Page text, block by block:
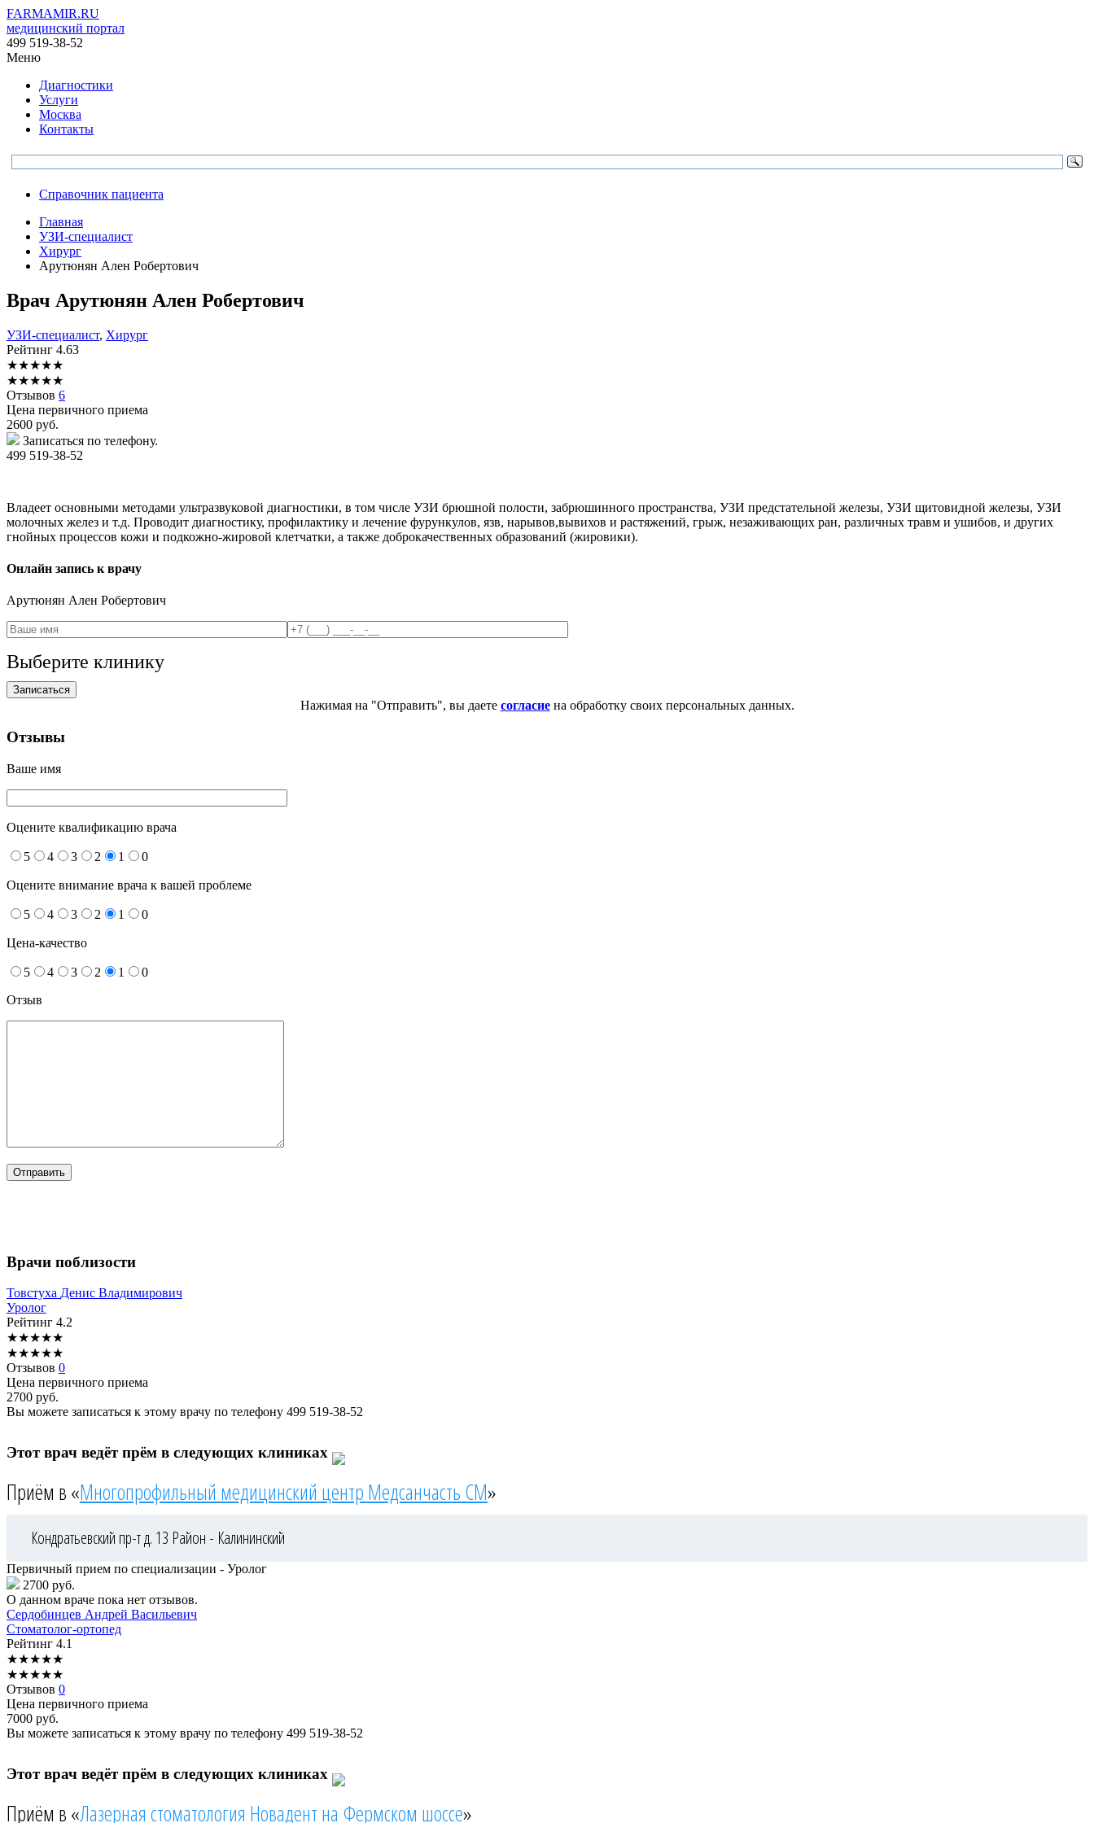
FARMAMIR.RU
медицинский портал
499 519-38-52
Меню
Диагностики
Услуги
Москва
Контакты
Справочник пациента
Главная
УЗИ-специалист
Хирург
Арутюнян Ален Робертович
Врач Арутюнян Ален Робертович
УЗИ-специалист, Хирург
Рейтинг 4.63
★★★★★
★★★★★
Отзывов 6
Цена первичного приема
2600 руб.
Записаться по телефону.
499 519-38-52
Владеет основными методами ультразвуковой диагностики, в том числе УЗИ брюшной полости, забрюшинного пространства, УЗИ предстательной железы, УЗИ щитовидной железы, УЗИ
молочных желез и т.д. Проводит диагностику, профилактику и лечение фурункулов, язв, нарывов,вывихов и растяжений, грыж, незаживающих ран, различных травм и ушибов, и других
гнойных процессов кожи и подкожно-жировой клетчатки, а также доброкачественных образований (жировики).
Онлайн запись к врачу
Арутюнян Ален Робертович
Выберите клинику
Нажимая на "Отправить", вы даете согласиена обработку своих персональных данных.
Отзывы
Ваше имя
Оцените квалификацию врача
5 4 3 2 1 0
Оцените внимание врача к вашей проблеме
5 4 3 2 1 0
Цена-качество
5 4 3 2 1
0
Отзыв
Врачи поблизости
Товстуха Денис Владимирович
Уролог
Рейтинг 4.2
★★★★★
★★★★★
Отзывов 0
Цена первичного приема
2700 руб.
Вы можете записаться к этому врачу по телефону 499 519-38-52
Этот врач ведёт прём в следующих клиниках
Приём в «Многопрофильный медицинский центр Медсанчасть СМ»
Кондратьевский пр-т д. 13 Район - Калининский
Первичный прием по специализации - Уролог
2700 руб.
О данном враче пока нет отзывов.
Сердобинцев Андрей Васильевич
Стоматолог-ортопед
Рейтинг 4.1
★★★★★
★★★★★
Отзывов 0
Цена первичного приема
7000 руб.
Вы можете записаться к этому врачу по телефону 499 519-38-52
Этот врач ведёт прём в следующих клиниках
Приём в «Лазерная стоматология Новадент на Фермском шоссе»